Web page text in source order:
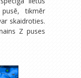
tikmēr
skaidroties.
Z puses